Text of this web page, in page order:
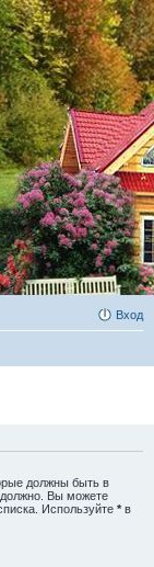
Вход
должны быть в
должно. Вы можете
Используйте * в